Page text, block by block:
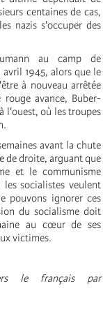
centaines de cas,
nazis s'occuper des
au camp de
1945, alors que le
à nouveau arrêtée
avance, Buber-
l'ouest, où les troupes
avant la chute
de droite, arguant que
et le communisme
socialistes veulent
pouvons ignorer ces
du socialisme doit
au cœur de ses
victimes.
le français par